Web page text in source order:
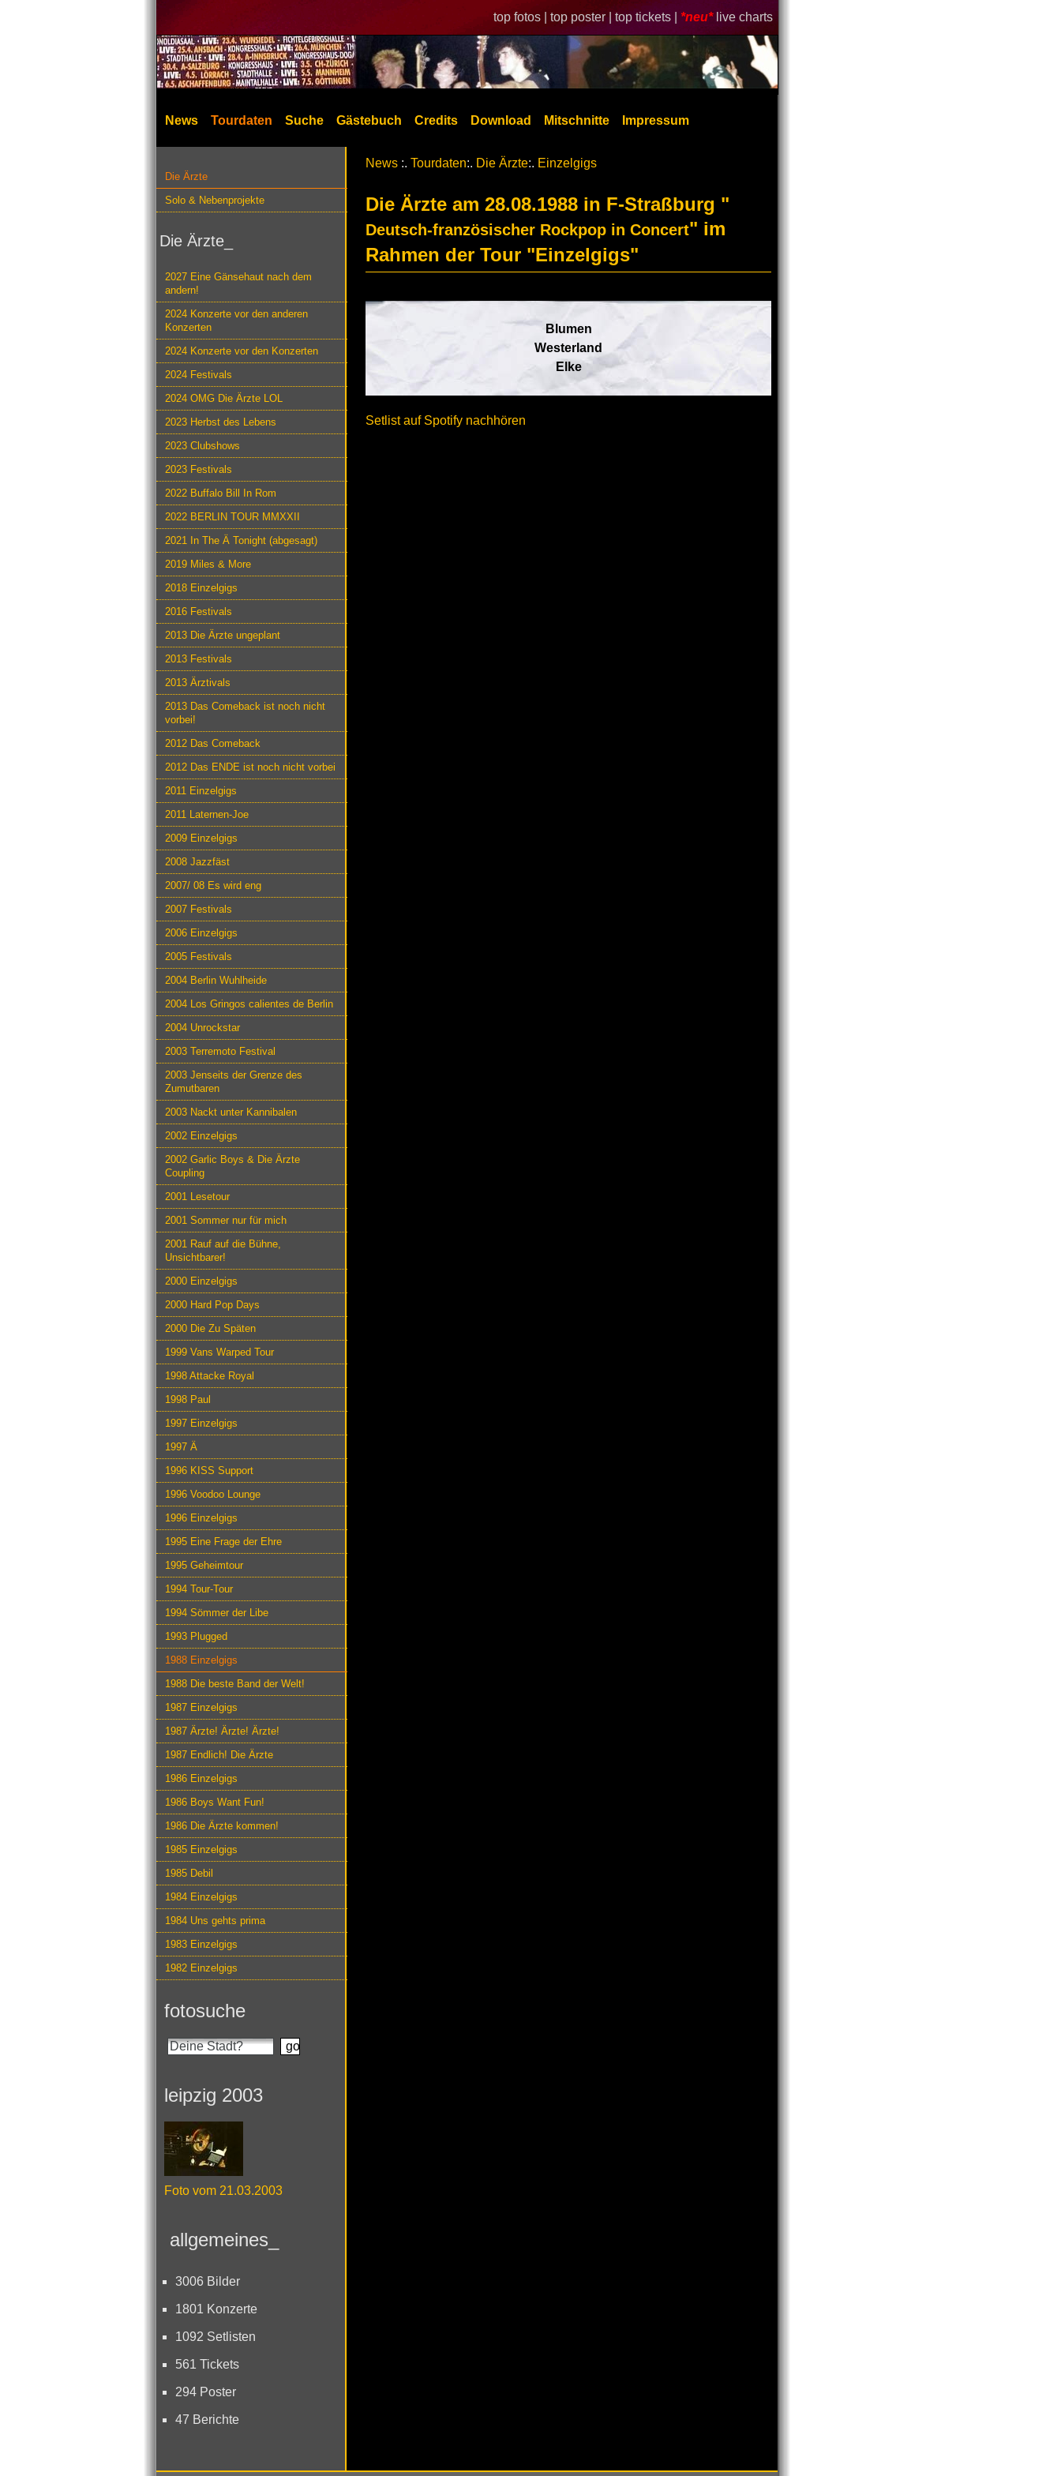
top fotos | top poster | top tickets | *neu* live charts
News Tourdaten Suche Gästebuch Credits Download Mitschnitte Impressum
Die Ärzte
Solo & Nebenprojekte
Die Ärzte_
2027 Eine Gänsehaut nach dem
andern!
2024 Konzerte vor den anderen
Konzerten
2024 Konzerte vor den Konzerten
2024 Festivals
2024 OMG Die Ärzte LOL
2023 Herbst des Lebens
2023 Clubshows
2023 Festivals
2022 Buffalo Bill In Rom
2022 BERLIN TOUR MMXXII
2021 In The Ä Tonight (abgesagt)
2019 Miles & More
2018 Einzelgigs
2016 Festivals
2013 Die Ärzte ungeplant
2013 Festivals
2013 Ärztivals
2013 Das Comeback ist noch nicht
vorbei!
2012 Das Comeback
2012 Das ENDE ist noch nicht vorbei
2011 Einzelgigs
2011 Laternen-Joe
2009 Einzelgigs
2008 Jazzfäst
2007/ 08 Es wird eng
2007 Festivals
2006 Einzelgigs
2005 Festivals
2004 Berlin Wuhlheide
2004 Los Gringos calientes de Berlin
2004 Unrockstar
2003 Terremoto Festival
2003 Jenseits der Grenze des
Zumutbaren
2003 Nackt unter Kannibalen
2002 Einzelgigs
2002 Garlic Boys & Die Ärzte
Coupling
2001 Lesetour
2001 Sommer nur für mich
2001 Rauf auf die Bühne,
Unsichtbarer!
2000 Einzelgigs
2000 Hard Pop Days
2000 Die Zu Späten
1999 Vans Warped Tour
1998 Attacke Royal
1998 Paul
1997 Einzelgigs
1997 Ä
1996 KISS Support
1996 Voodoo Lounge
1996 Einzelgigs
1995 Eine Frage der Ehre
1995 Geheimtour
1994 Tour-Tour
1994 Sömmer der Libe
1993 Plugged
1988 Einzelgigs
1988 Die beste Band der Welt!
1987 Einzelgigs
1987 Ärzte! Ärzte! Ärzte!
1987 Endlich! Die Ärzte
1986 Einzelgigs
1986 Boys Want Fun!
1986 Die Ärzte kommen!
1985 Einzelgigs
1985 Debil
1984 Einzelgigs
1984 Uns gehts prima
1983 Einzelgigs
1982 Einzelgigs
fotosuche
leipzig 2003
Foto vom 21.03.2003
allgemeines_
3006 Bilder
1801 Konzerte
1092 Setlisten
561 Tickets
294 Poster
47 Berichte
News :. Tourdaten:. Die Ärzte:. Einzelgigs
Die Ärzte am 28.08.1988 in F-Straßburg "
Deutsch-französischer Rockpop in Concert" im
Rahmen der Tour "Einzelgigs"
Blumen
Westerland
Elke
Setlist auf Spotify nachhören